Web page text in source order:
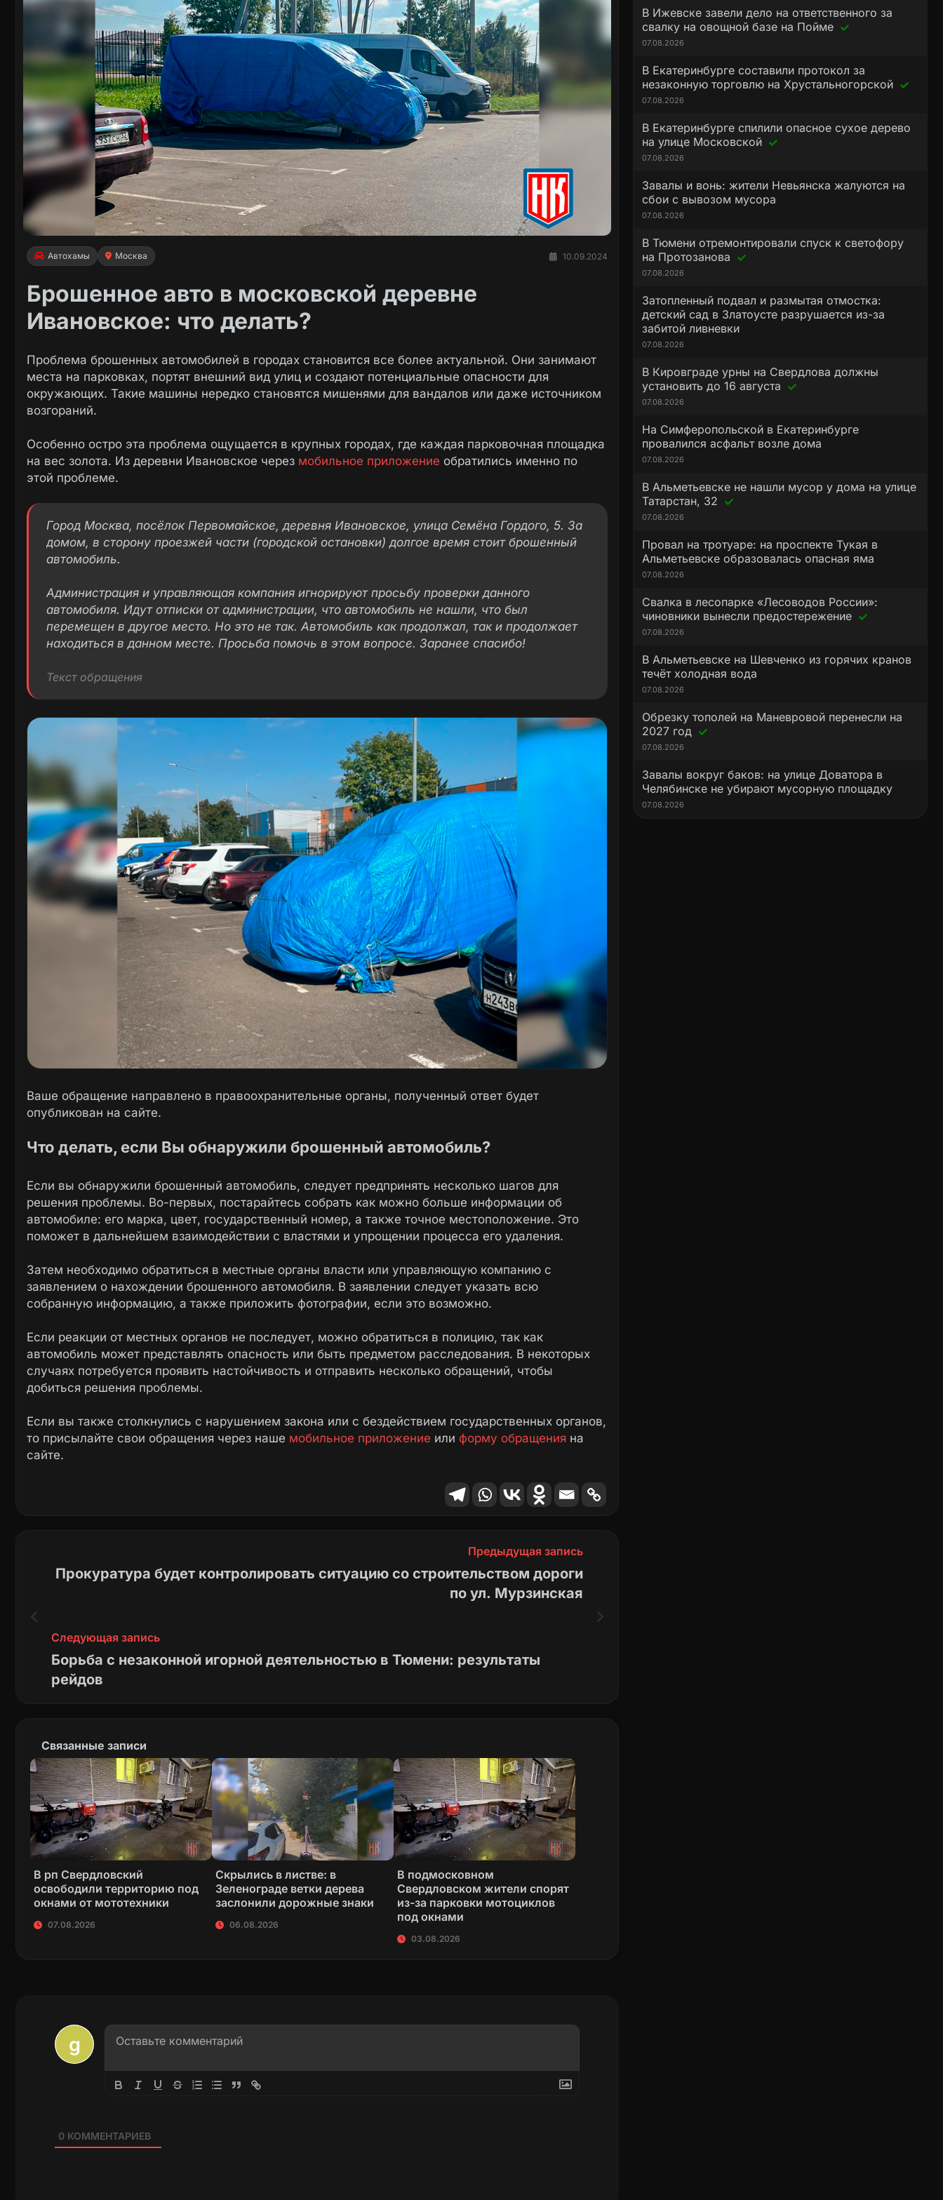
Автохамы Москва 10.09.2024
Брошенное авто в московской деревне
Ивановское: что делать?
Проблема брошенных автомобилей в городах становится все более актуальной. Они занимают
места на парковках, портят внешний вид улиц и создают потенциальные опасности для
окружающих. Такие машины нередко становятся мишенями для вандалов или даже источником
возгораний.
Особенно остро эта проблема ощущается в крупных городах, где каждая парковочная площадка
на вес золота. Из деревни Ивановское через мобильное приложение обратились именно по
этой проблеме.
Город Москва, посёлок Первомайское, деревня Ивановское, улица Семёна Гордого, 5. За
домом, в сторону проезжей части (городской остановки) долгое время стоит брошенный
автомобиль.
Администрация и управляющая компания игнорируют просьбу проверки данного
автомобиля. Идут отписки от администрации, что автомобиль не нашли, что был
перемещен в другое место. Но это не так. Автомобиль как продолжал, так и продолжает
находиться в данном месте. Просьба помочь в этом вопросе. Заранее спасибо!
Текст обращения
Ваше обращение направлено в правоохранительные органы, полученный ответ будет
опубликован на сайте.
Что делать, если Вы обнаружили брошенный автомобиль?
Если вы обнаружили брошенный автомобиль, следует предпринять несколько шагов для
решения проблемы. Во-первых, постарайтесь собрать как можно больше информации об
автомобиле: его марка, цвет, государственный номер, а также точное местоположение. Это
поможет в дальнейшем взаимодействии с властями и упрощении процесса его удаления.
Затем необходимо обратиться в местные органы власти или управляющую компанию с
заявлением о нахождении брошенного автомобиля. В заявлении следует указать всю
собранную информацию, а также приложить фотографии, если это возможно.
Если реакции от местных органов не последует, можно обратиться в полицию, так как
автомобиль может представлять опасность или быть предметом расследования. В некоторых
случаях потребуется проявить настойчивость и отправить несколько обращений, чтобы
добиться решения проблемы.
Если вы также столкнулись с нарушением закона или с бездействием государственных органов,
то присылайте свои обращения через наше мобильное приложение или форму обращения на
сайте.
Предыдущая запись
Прокуратура будет контролировать ситуацию со строительством дороги
по ул. Мурзинская
Следующая запись
Борьба с незаконной игорной деятельностью в Тюмени: результаты
рейдов
Связанные записи
В рп Свердловский
освободили территорию под
окнами от мототехники
07.08.2026
Скрылись в листве: в
Зеленограде ветки дерева
заслонили дорожные знаки
06.08.2026
В подмосковном
Свердловском жители спорят
из-за парковки мотоциклов
под окнами
03.08.2026
0КОММЕНТАРИЕВ
В Ижевске завели дело на ответственного за
свалку на овощной базе на Пойме
07.08.2026
В Екатеринбурге составили протокол за
незаконную торговлю на Хрустальногорской
07.08.2026
В Екатеринбурге спилили опасное сухое дерево
на улице Московской
07.08.2026
Завалы и вонь: жители Невьянска жалуются на
сбои с вывозом мусора
07.08.2026
В Тюмени отремонтировали спуск к светофору
на Протозанова
07.08.2026
Затопленный подвал и размытая отмостка:
детский сад в Златоусте разрушается из-за
забитой ливневки
07.08.2026
В Кировграде урны на Свердлова должны
установить до 16 августа
07.08.2026
На Симферопольской в Екатеринбурге
провалился асфальт возле дома
07.08.2026
В Альметьевске не нашли мусор у дома на улице
Татарстан, 32
07.08.2026
Провал на тротуаре: на проспекте Тукая в
Альметьевске образовалась опасная яма
07.08.2026
Свалка в лесопарке «Лесоводов России»:
чиновники вынесли предостережение
07.08.2026
В Альметьевске на Шевченко из горячих кранов
течёт холодная вода
07.08.2026
Обрезку тополей на Маневровой перенесли на
2027 год
07.08.2026
Завалы вокруг баков: на улице Доватора в
Челябинске не убирают мусорную площадку
07.08.2026